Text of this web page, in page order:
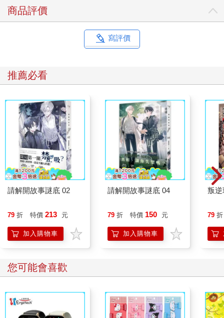
商品評價
寫評價
推薦必看
請解開故事謎底 02
79 折 特價 213 元
加入購物車
請解開故事謎底 04
79 折 特價 150 元
加入購物車
叛逆
79 折
您可能會喜歡